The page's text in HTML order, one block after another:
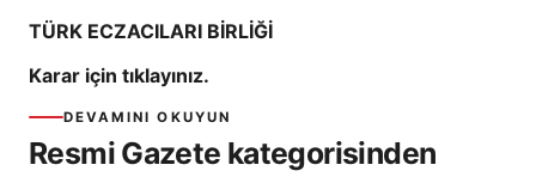
TÜRK ECZACILARI BİRLİĞİ
Karar için tıklayınız.
DEVAMINI OKUYUN
Resmi Gazete kategorisinden